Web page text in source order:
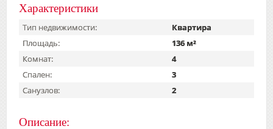
Характеристики
Тип недвижимости:
Квартира
Площадь:
136 м²
Комнат:
4
Спален:
3
Санузлов:
2
Описание: